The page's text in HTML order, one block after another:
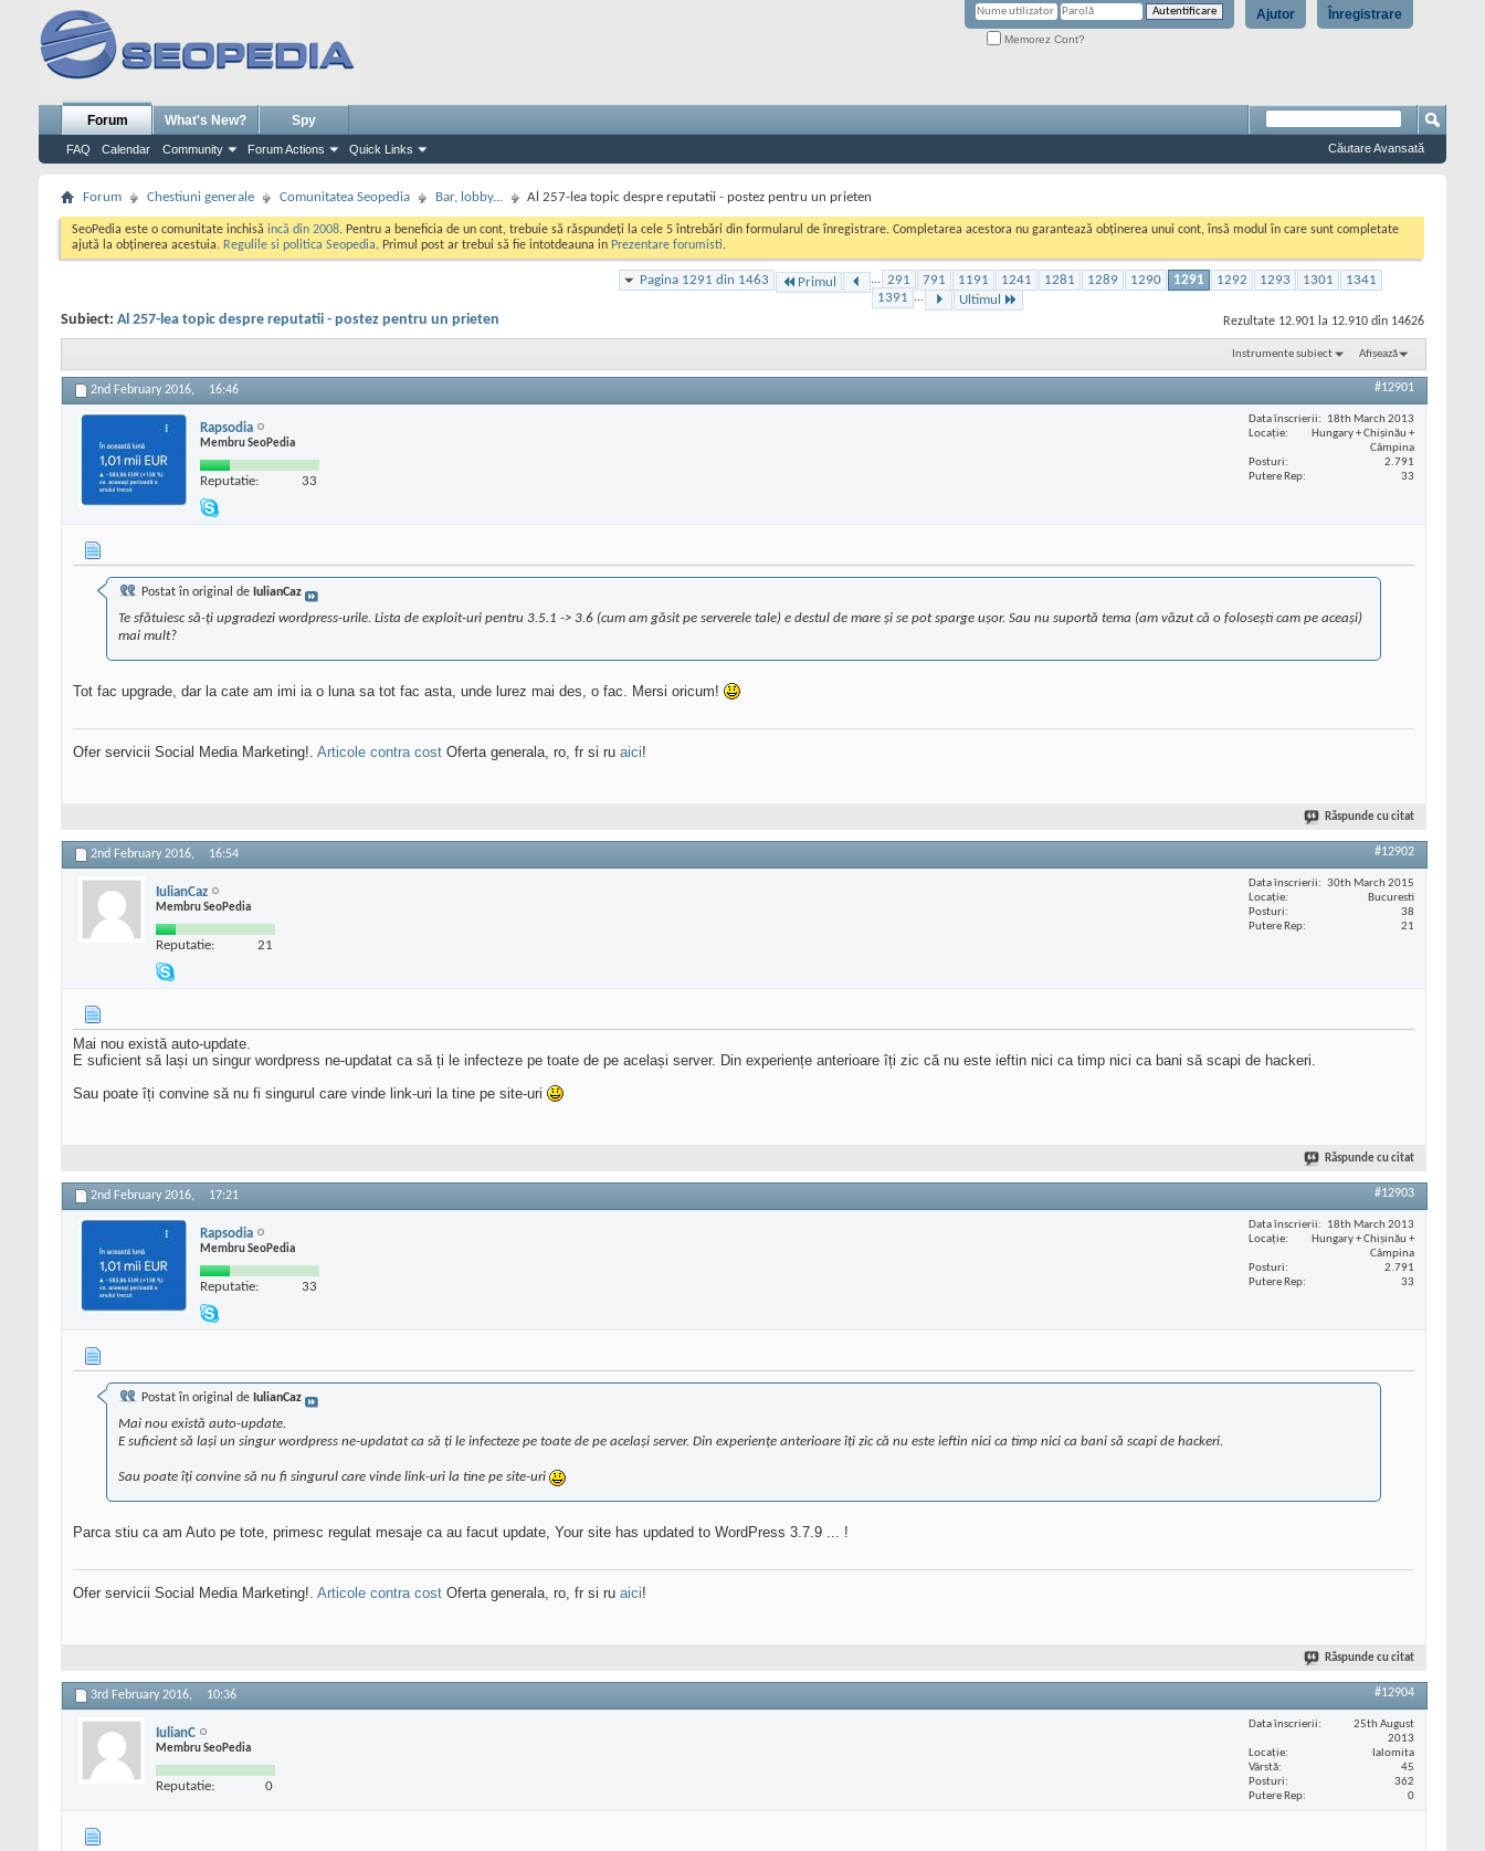
Înregistrare
Ajutor
Memorez Cont?
Forum
FAQ Calendar Community Forum Actions Quick Links
What's New? Spy
Căutare Avansată
Forum Chestiuni generale Comunitatea Seopedia Bar, lobby... Al 257-lea topic despre reputatii - postez pentru un prieten
SeoPedia este o comunitate inchisă incă din 2008. Pentru a beneficia de un cont, trebuie să răspundeți la cele 5 întrebări din formularul de înregistrare. Completarea acestora nu garantează obținerea unui cont, însă modul în care sunt completate
ajută la obținerea acestuia. Regulile si politica Seopedia. Primul post ar trebui să fie intotdeauna in Prezentare forumisti.
Pagina 1291 din 1463 Primul ... 291 791 1191 1241 1281 1289 1290 1291 1292 1293 1301
1341
1391 ... Ultimul
Rezultate 12.901 la 12.910 din 14626
Subiect: Al 257-lea topic despre reputatii - postez pentru un prieten
Instrumente subiect Afișează
2nd February 2016, 16:46 #12901
Rapsodia
Membru SeoPedia
Reputatie: 33
Data înscrierii
18th March 2013
Locaţie
Hungary + Chișinău +
Câmpina
Posturi
2.791
Putere Rep
33
Postat în original de IulianCaz
Te sfătuiesc să-ți upgradezi wordpress-urile. Lista de exploit-uri pentru 3.5.1 -> 3.6 (cum am găsit pe serverele tale) e destul de mare și se pot sparge ușor. Sau nu suportă tema (am văzut că o folosești cam pe aceași)
mai mult?
Tot fac upgrade, dar la cate am imi ia o luna sa tot fac asta, unde lurez mai des, o fac. Mersi oricum!
Ofer servicii Social Media Marketing!. Articole contra cost Oferta generala, ro, fr si ru aici!
Răspunde cu citat
2nd February 2016, 16:54 #12902
IulianCaz
Membru SeoPedia
Reputatie: 21
Data înscrierii
30th March 2015
Locaţie
Bucuresti
Posturi
38
Putere Rep
21
Mai nou există auto-update.
E suficient să lași un singur wordpress ne-updatat ca să ți le infecteze pe toate de pe același server. Din experiențe anterioare îți zic că nu este ieftin nici ca timp nici ca bani să scapi de hackeri.
Sau poate îți convine să nu fi singurul care vinde link-uri la tine pe site-uri
Răspunde cu citat
2nd February 2016, 17:21 #12903
Rapsodia
Membru SeoPedia
Reputatie: 33
Data înscrierii
18th March 2013
Locaţie
Hungary + Chișinău +
Câmpina
Posturi
2.791
Putere Rep
33
Postat în original de IulianCaz
Mai nou există auto-update.
E suficient să lași un singur wordpress ne-updatat ca să ți le infecteze pe toate de pe același server. Din experiențe anterioare îți zic că nu este ieftin nici ca timp nici ca bani să scapi de hackeri.
Sau poate îți convine să nu fi singurul care vinde link-uri la tine pe site-uri
Parca stiu ca am Auto pe tote, primesc regulat mesaje ca au facut update, Your site has updated to WordPress 3.7.9 ... !
Ofer servicii Social Media Marketing!. Articole contra cost Oferta generala, ro, fr si ru aici!
Răspunde cu citat
3rd February 2016, 10:36 #12904
IulianC
Membru SeoPedia
Reputatie: 0
Data înscrierii
25th August
2013
Locaţie
Ialomita
Vârstă
45
Posturi
362
Putere Rep
0